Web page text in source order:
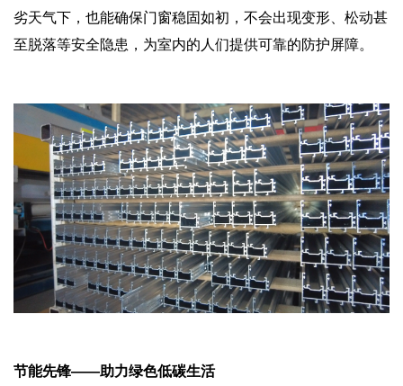
劣天气下，也能确保门窗稳固如初，不会出现变形、松动甚
至脱落等安全隐患，为室内的人们提供可靠的防护屏障。
节能先锋——助力绿色低碳生活